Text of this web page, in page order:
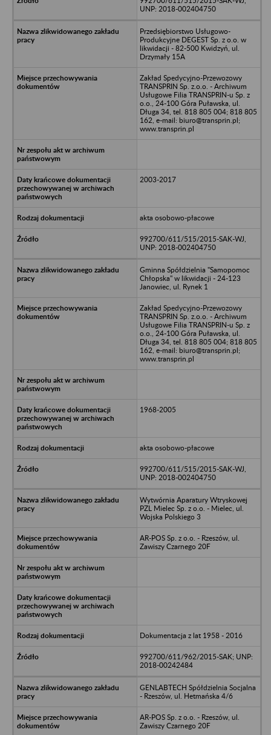
UNP: 2018-002404750
Przedsiębiorstwo Usługowo-
Produkcyjne DEGEST Sp. z o.o. w
likwidacji - 82-500 Kwidzyń, ul.
Drzymały 15A
Zakład Spedycyjno-Przewozowy
TRANSPRIN Sp. z.o.o. - Archiwum
Usługowe Filia TRANSPRIN-u Sp. z
o.o., 24-100 Góra Puławska, ul.
Długa 34, tel. 818 805 004; 818 805
162, e-mail: biuro@transprin.pl;
www.transprin.pl
2003-2017
akta osobowo-płacowe
992700/611/515/2015-SAK-WJ,
UNP: 2018-002404750
Gminna Spółdzielnia "Samopomoc
Chłopska" w likwidacji - 24-123
Janowiec, ul. Rynek 1
Zakład Spedycyjno-Przewozowy
TRANSPRIN Sp. z.o.o. - Archiwum
Usługowe Filia TRANSPRIN-u Sp. z
o.o., 24-100 Góra Puławska, ul.
Długa 34, tel. 818 805 004; 818 805
162, e-mail: biuro@transprin.pl;
www.transprin.pl
1968-2005
akta osobowo-płacowe
992700/611/515/2015-SAK-WJ,
UNP: 2018-002404750
Wytwórnia Aparatury Wtryskowej
PZL Mielec Sp. z o.o. - Mielec, ul.
Wojska Polskiego 3
AR-POS Sp. z o.o. - Rzeszów, ul.
Zawiszy Czarnego 20F
Dokumentacja z lat 1958 - 2016
992700/611/962/2015-SAK; UNP:
2018-00242484
GENLABTECH Spółdzielnia Socjalna
- Rzeszów, ul. Hetmańska 4/6
AR-POS Sp. z o.o. - Rzeszów, ul.
Zawiszy Czarnego 20F